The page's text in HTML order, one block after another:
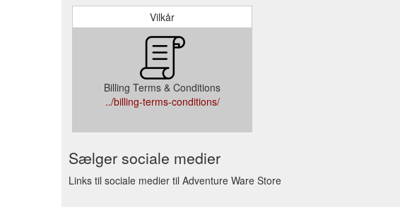
Vilkår
Billing Terms & Conditions
../billing-terms-conditions/
Sælger sociale medier
Links til sociale medier til Adventure Ware Store